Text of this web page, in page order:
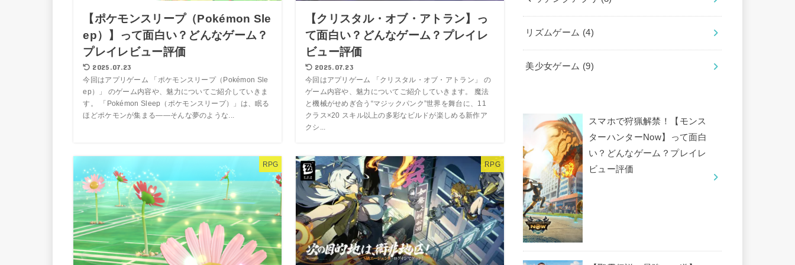
【ポケモンスリープ（Pokémon Sle
ep）】って面白い？どんなゲーム？
プレイレビュー評価
2025.07.23
今回はアプリゲーム 「ポケモンスリープ（Pokémon Sle
ep）」 のゲーム内容や、魅力についてご紹介していきま
す。 「Pokémon Sleep（ポケモンスリープ）」は、眠る
ほどポケモンが集まる――そんな夢のような...
【クリスタル・オブ・アトラン】っ
て面白い？どんなゲーム？プレイレ
ビュー評価
2025.07.23
今回はアプリゲーム 「クリスタル・オブ・アトラン」 の
ゲーム内容や、魅力についてご紹介していきます。 魔法
と機械がせめぎ合う“マジックパンク”世界を舞台に、11
クラス×20 スキル以上の多彩なビルドが楽しめる新作ア
クシ...
RPG RPG
リズムゲーム (4)
美少女ゲーム (9)
スマホで狩猟解禁！【モンス
ターハンターNow】って面白
い？どんなゲーム？プレイレ
ビュー評価